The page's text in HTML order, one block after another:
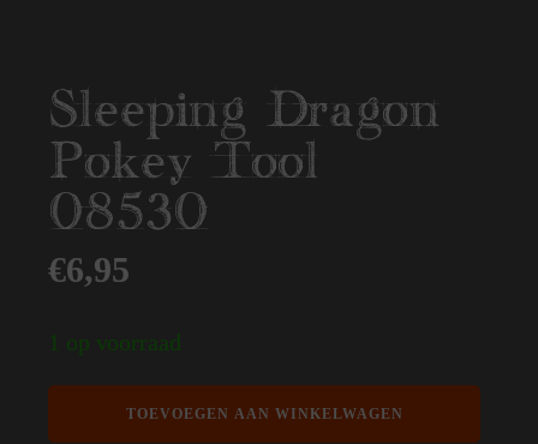
Sleeping Dragon
Pokey Tool
08530
€6,95
1 op voorraad
TOEVOEGEN AAN WINKELWAGEN